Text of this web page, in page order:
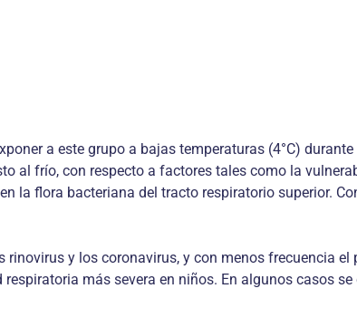
a este grupo a bajas temperaturas (4°C)
al frío, con respecto a factores tales como la
la flora bacteriana del tracto respiratorio superior.
y los coronavirus, y con menos frecuencia el
más severa en niños. En algunos casos